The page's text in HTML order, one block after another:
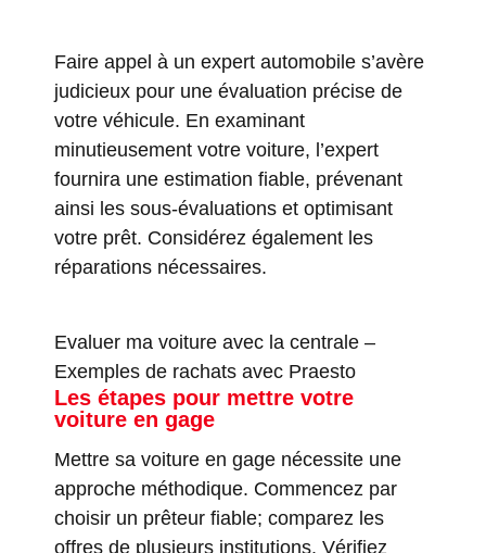
Faire appel à un expert automobile s’avère
judicieux pour une évaluation précise de
votre véhicule. En examinant
minutieusement votre voiture, l’expert
fournira une estimation fiable, prévenant
ainsi les sous-évaluations et optimisant
votre prêt. Considérez également les
réparations nécessaires.
Evaluer ma voiture avec la centrale –
Exemples de rachats avec Praesto
Les étapes pour mettre votre
voiture en gage
Mettre sa voiture en gage nécessite une
approche méthodique. Commencez par
choisir un prêteur fiable; comparez les
offres de plusieurs institutions. Vérifiez